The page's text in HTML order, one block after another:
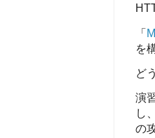
「
を
ど
演
し
の